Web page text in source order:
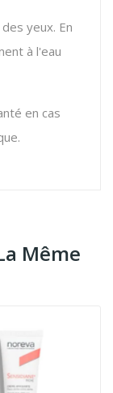
yeux. En
à l'eau
en cas
Même